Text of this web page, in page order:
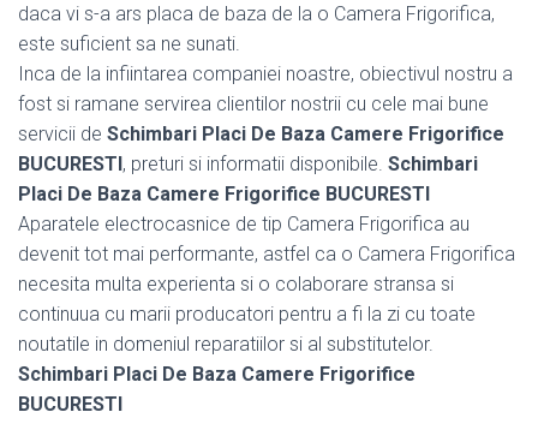
daca vi s-a ars placa de baza de la o Camera Frigorifica,
este suficient sa ne sunati.
Inca de la infiintarea companiei noastre, obiectivul nostru a
fost si ramane servirea clientilor nostrii cu cele mai bune
servicii de Schimbari Placi De Baza Camere Frigorifice
BUCURESTI, preturi si informatii disponibile. Schimbari
Placi De Baza Camere Frigorifice BUCURESTI
Aparatele electrocasnice de tip Camera Frigorifica au
devenit tot mai performante, astfel ca o Camera Frigorifica
necesita multa experienta si o colaborare stransa si
continuua cu marii producatori pentru a fi la zi cu toate
noutatile in domeniul reparatiilor si al substitutelor.
Schimbari Placi De Baza Camere Frigorifice
BUCURESTI